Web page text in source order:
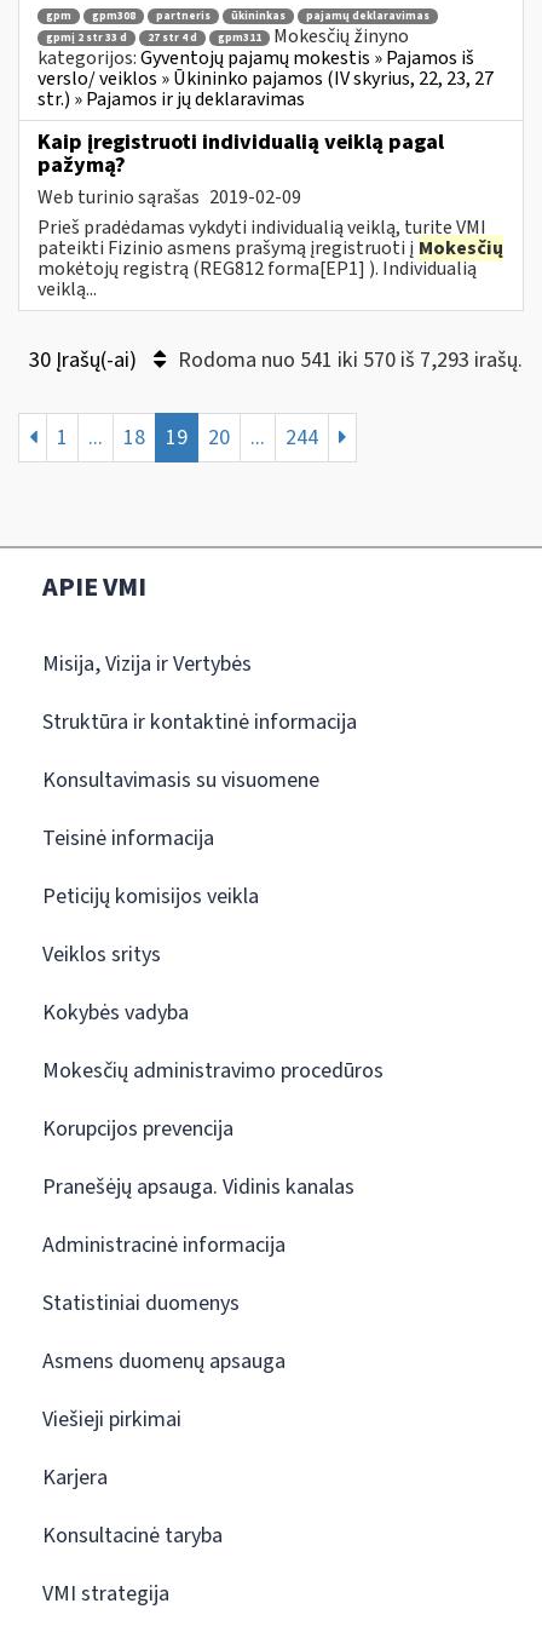
gpm gpm308 partneris ūkininkas
pajamų deklaravimas
gpmį 2 str 33 d
27 str 4 d gpm311
Mokesčių žinyno
kategorijos:Gyventojų pajamų mokestis » Pajamos iš
verslo/ veiklos » Ūkininko pajamos (IV skyrius, 22, 23, 27
str.) » Pajamos ir jų deklaravimas
Kaip įregistruoti individualią veiklą pagal
pažymą?
Web turinio sąrašas 2019-02-09
Prieš pradėdamas vykdyti individualią veiklą, turite VMI
pateikti Fizinio asmens prašymą įregistruoti į Mokesčių
mokėtojų registrą (REG812 forma[EP1] ). Individualią
veiklą...
30 Įrašų(-ai) Rodoma nuo 541 iki 570 iš 7,293 irašų.
1 ... 18 19 20 ... 244
APIE VMI
Misija, Vizija ir Vertybės
Struktūra ir kontaktinė informacija
Konsultavimasis su visuomene
Teisinė informacija
Peticijų komisijos veikla
Veiklos sritys
Kokybės vadyba
Mokesčių administravimo procedūros
Korupcijos prevencija
Pranešėjų apsauga. Vidinis kanalas
Administracinė informacija
Statistiniai duomenys
Asmens duomenų apsauga
Viešieji pirkimai
Karjera
Konsultacinė taryba
VMI strategija